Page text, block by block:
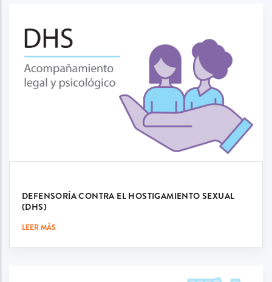
DEFENSORÍA CONTRA EL HOSTIGAMIENTO SEXUAL
(DHS)
LEER MÁS